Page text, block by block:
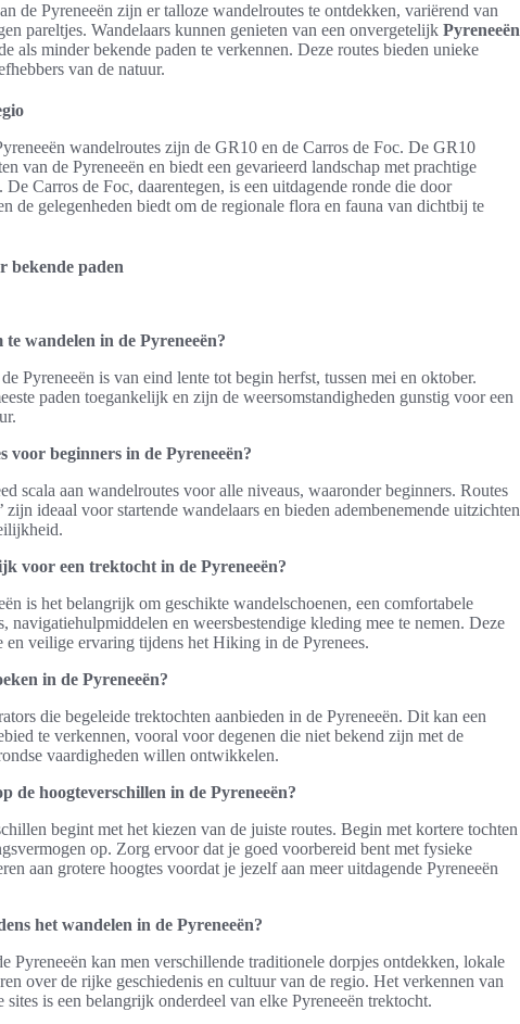
de Pyreneeën zijn er talloze wandelroutes te ontdekken, variërend van
pareltjes. Wandelaars kunnen genieten van een onvergetelijk Pyreneeën
als minder bekende paden te verkennen. Deze routes bieden unieke
van de natuur.
wandelroutes zijn de GR10 en de Carros de Foc. De GR10
van de Pyreneeën en biedt een gevarieerd landschap met prachtige
Carros de Foc, daarentegen, is een uitdagende ronde die door
de gelegenheden biedt om de regionale flora en fauna van dichtbij te
bekende paden
wandelen in de Pyreneeën?
Pyreneeën is van eind lente tot begin herfst, tussen mei en oktober.
paden toegankelijk en zijn de weersomstandigheden gunstig voor een
voor beginners in de Pyreneeën?
scala aan wandelroutes voor alle niveaus, waaronder beginners. Routes
zijn ideaal voor startende wandelaars en bieden adembenemende uitzichten
voor een trektocht in de Pyreneeën?
is het belangrijk om geschikte wandelschoenen, een comfortabele
navigatiehulpmiddelen en weersbestendige kleding mee te nemen. Deze
en veilige ervaring tijdens het Hiking in de Pyrenees.
in de Pyreneeën?
die begeleide trektochten aanbieden in de Pyreneeën. Dit kan een
te verkennen, vooral voor degenen die niet bekend zijn met de
vaardigheden willen ontwikkelen.
de hoogteverschillen in de Pyreneeën?
begint met het kiezen van de juiste routes. Begin met kortere tochten
op. Zorg ervoor dat je goed voorbereid bent met fysieke
aan grotere hoogtes voordat je jezelf aan meer uitdagende Pyreneeën
het wandelen in de Pyreneeën?
Pyreneeën kan men verschillende traditionele dorpjes ontdekken, lokale
over de rijke geschiedenis en cultuur van de regio. Het verkennen van
sites is een belangrijk onderdeel van elke Pyreneeën trektocht.